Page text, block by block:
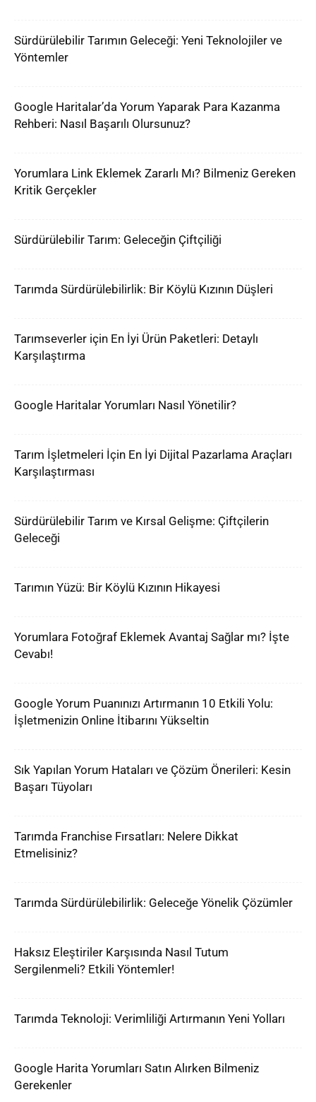
Sürdürülebilir Tarımın Geleceği: Yeni Teknolojiler ve
Yöntemler
Google Haritalar’da Yorum Yaparak Para Kazanma
Rehberi: Nasıl Başarılı Olursunuz?
Yorumlara Link Eklemek Zararlı Mı? Bilmeniz Gereken
Kritik Gerçekler
Sürdürülebilir Tarım: Geleceğin Çiftçiliği
Tarımda Sürdürülebilirlik: Bir Köylü Kızının Düşleri
Tarımseverler için En İyi Ürün Paketleri: Detaylı
Karşılaştırma
Google Haritalar Yorumları Nasıl Yönetilir?
Tarım İşletmeleri İçin En İyi Dijital Pazarlama Araçları
Karşılaştırması
Sürdürülebilir Tarım ve Kırsal Gelişme: Çiftçilerin
Geleceği
Tarımın Yüzü: Bir Köylü Kızının Hikayesi
Yorumlara Fotoğraf Eklemek Avantaj Sağlar mı? İşte
Cevabı!
Google Yorum Puanınızı Artırmanın 10 Etkili Yolu:
İşletmenizin Online İtibarını Yükseltin
Sık Yapılan Yorum Hataları ve Çözüm Önerileri: Kesin
Başarı Tüyoları
Tarımda Franchise Fırsatları: Nelere Dikkat
Etmelisiniz?
Tarımda Sürdürülebilirlik: Geleceğe Yönelik Çözümler
Haksız Eleştiriler Karşısında Nasıl Tutum
Sergilenmeli? Etkili Yöntemler!
Tarımda Teknoloji: Verimliliği Artırmanın Yeni Yolları
Google Harita Yorumları Satın Alırken Bilmeniz
Gerekenler